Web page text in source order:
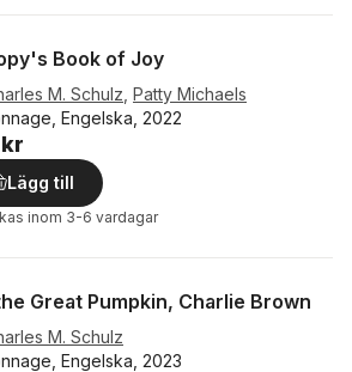
Book of Joy
M. Schulz Patty Michaels
Engelska, 2022
Lägg till
inom 3-6 vardagar
Great Pumpkin, Charlie Brown
M. Schulz
Engelska, 2023